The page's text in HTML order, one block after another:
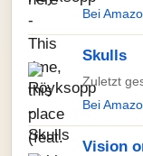
Bei
Skulls
Zuletzt
Bei
Vision